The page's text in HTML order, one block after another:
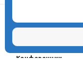
Проекты
Олимпиады
Конферeнции